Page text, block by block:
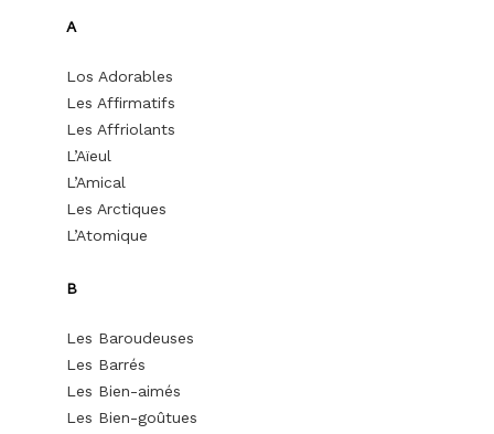
A
Los Adorables
Les Affirmatifs
Les Affriolants
L’Aïeul
L’Amical
Les Arctiques
L’Atomique
B
Les Baroudeuses
Les Barrés
Les Bien-aimés
Les Bien-goûtues